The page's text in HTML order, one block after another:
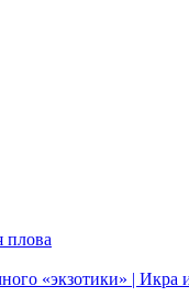
плова
«экзотики» | Икра